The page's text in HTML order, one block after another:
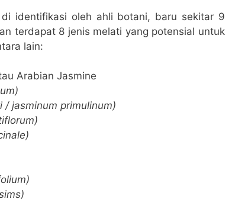
identifikasi oleh ahli botani, baru sekitar 9
terdapat 8 jenis melati yang potensial untuk
lain:
Arabian Jasmine
/ jasminum primulinum)